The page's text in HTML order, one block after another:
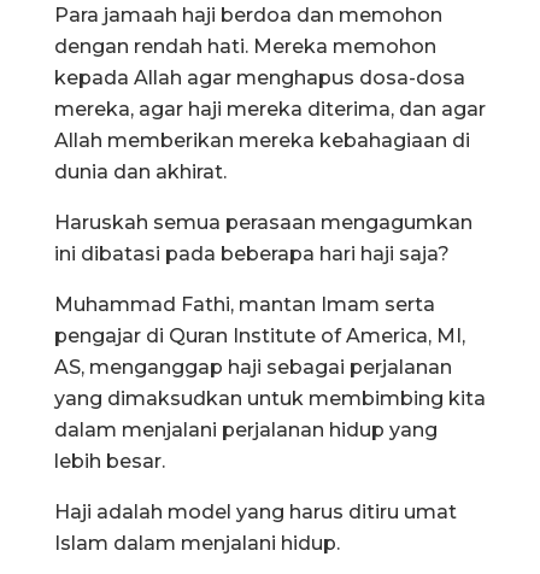
Para jamaah haji berdoa dan memohon
dengan rendah hati. Mereka memohon
kepada Allah agar menghapus dosa-dosa
mereka, agar haji mereka diterima, dan agar
Allah memberikan mereka kebahagiaan di
dunia dan akhirat.
Haruskah semua perasaan mengagumkan
ini dibatasi pada beberapa hari haji saja?
Muhammad Fathi, mantan Imam serta
pengajar di Quran Institute of America, MI,
AS, menganggap haji sebagai perjalanan
yang dimaksudkan untuk membimbing kita
dalam menjalani perjalanan hidup yang
lebih besar.
Haji adalah model yang harus ditiru umat
Islam dalam menjalani hidup.